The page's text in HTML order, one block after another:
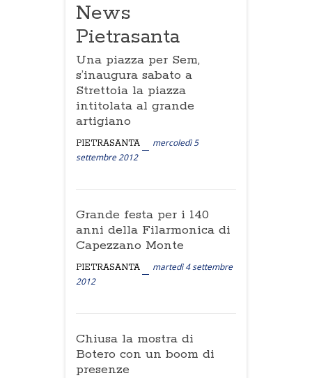
News
Pietrasanta
Una piazza per Sem,
s’inaugura sabato a
Strettoia la piazza
intitolata al grande
artigiano
PIETRASANTA
mercoledì 5
settembre 2012
Grande festa per i 140
anni della Filarmonica di
Capezzano Monte
PIETRASANTA
martedì 4 settembre
2012
Chiusa la mostra di
Botero con un boom di
presenze